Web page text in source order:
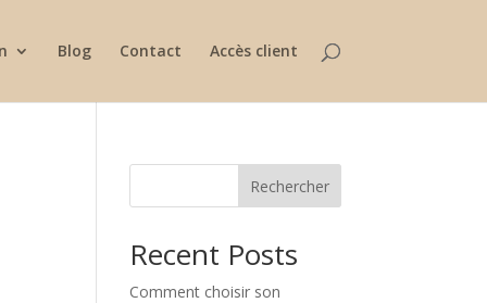
Blog Contact Accès client
Rechercher
Recent Posts
Comment choisir son